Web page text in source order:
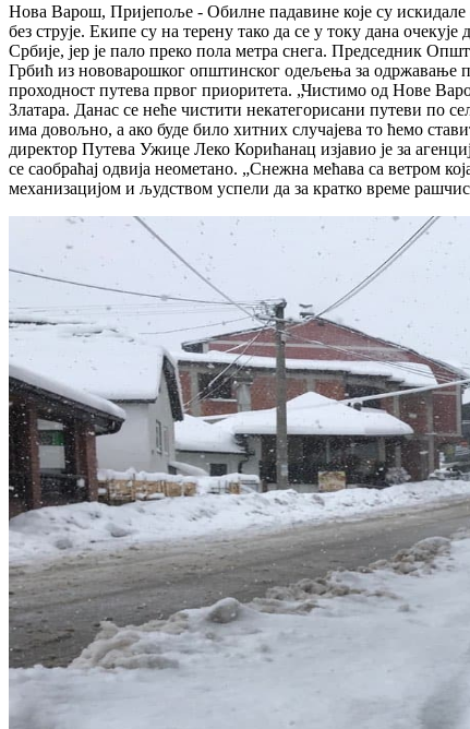
Нова Варош, Пријепоље - Обилне падавине које су
без струје. Екипе су на терену тако да се у току дана
Србије, јер је пало преко пола метра снега. Председник
Грбић из нововарошког општинског одељења за одржавање
проходност путева првог приоритета. „Чистимо од Нове
Златара. Данас се неће чистити некатегорисани путеви по
има довољно, а ако буде било хитних случајева то ћемо
директор Путева Ужице Леко Корићанац изјавио је за
се саобраћај одвија неометано. „Снежна мећава са ветром
механизацијом и људством успели да за кратко време